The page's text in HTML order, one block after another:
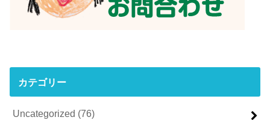
カテゴリー
Uncategorized (76)